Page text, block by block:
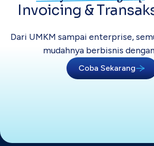
Invoicing &
Dari UMKM sampai enterprise,
mudahnya berbisnis
Coba Sekarang